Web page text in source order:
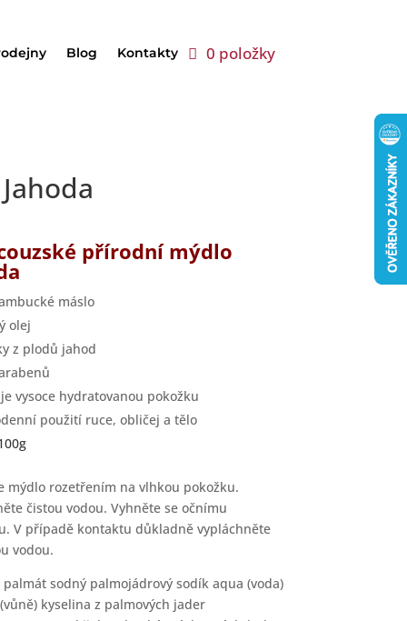
Blog Kontakty 0 položky
přírodní mýdlo
máslo
olej
z plodů jahod
vysoce hydratovanou pokožku
použití ruce, obličej a tělo
mýdlo rozetřením na vlhkou pokožku.
čistou vodou. Vyhněte se očnímu
V případě kontaktu důkladně vypláchněte
vodou.
palmát sodný palmojádrový sodík aqua (voda)
kyselina z palmových jader